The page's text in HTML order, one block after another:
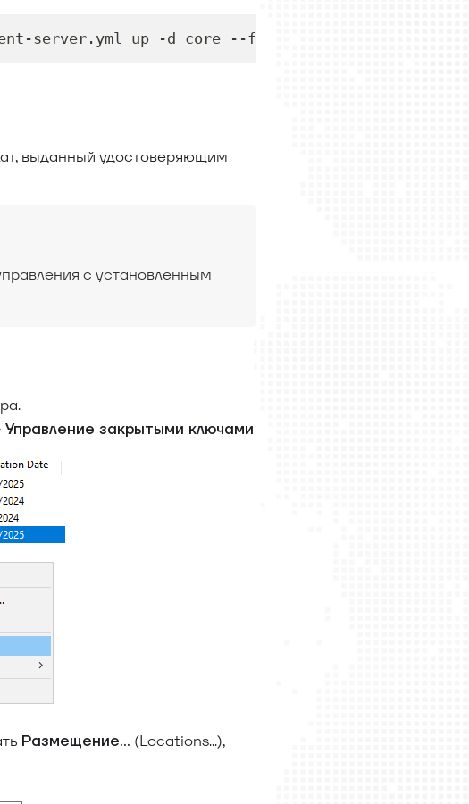
server.yml up -d core --force-recreate
выданный удостоверяющим
с установленным
Управление закрытыми ключами
Размещение... (Locations...),